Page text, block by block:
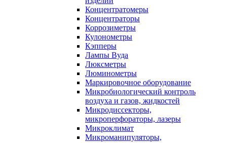
Концентратомеры
Концентраторы
Коррозиметры
Кулонометры
Кэпперы
Лампы Вуда
Люксметры
Люминометры
Маркировочное оборудование
Микробиологический контроль
воздуха и газов, жидкостей
Микродиссекторы,
микроперфораторы, лазеры
Микроклимат
Микроманипуляторы,